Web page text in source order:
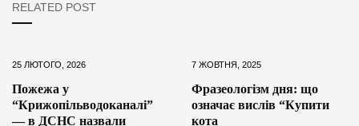
RELATED POST
25 ЛЮТОГО, 2026
Пожежа у
“Крижопільводоканалі”
— в ДСНС назвали
7 ЖОВТНЯ, 2025
Фразеологізм дня: що
означає вислів “Купити
кота